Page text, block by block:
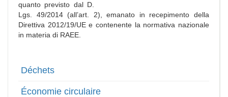
quanto previsto dal D.
Lgs. 49/2014 (all’art. 2), emanato in recepimento della
Direttiva 2012/19/UE e contenente la normativa nazionale
in materia di RAEE.
Déchets
Économie circulaire